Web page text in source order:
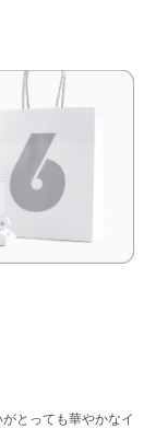
とっても華やかなイ